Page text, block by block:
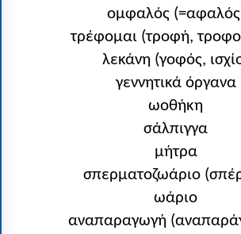
ομφαλός
τρέφομαι (τροφή,
λεκάνη (γοφός,
γεννητικά όργανα
ωοθήκη
σάλπιγγα
μήτρα
σπερματοζωάριο
ωάριο
αναπαραγωγή